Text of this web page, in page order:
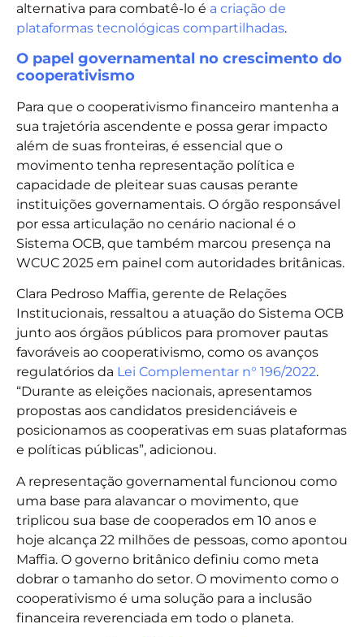
alternativa para combatê-lo é a criação de
plataformas tecnológicas compartilhadas.
O papel governamental no crescimento do
cooperativismo
Para que o cooperativismo financeiro mantenha a
sua trajetória ascendente e possa gerar impacto
além de suas fronteiras, é essencial que o
movimento tenha representação política e
capacidade de pleitear suas causas perante
instituições governamentais. O órgão responsável
por essa articulação no cenário nacional é o
Sistema OCB, que também marcou presença na
WCUC 2025 em painel com autoridades britânicas.
Clara Pedroso Maffia, gerente de Relações
Institucionais, ressaltou a atuação do Sistema OCB
junto aos órgãos públicos para promover pautas
favoráveis ao cooperativismo, como os avanços
regulatórios da Lei Complementar n° 196/2022.
“Durante as eleições nacionais, apresentamos
propostas aos candidatos presidenciáveis e
posicionamos as cooperativas em suas plataformas
e políticas públicas”, adicionou.
A representação governamental funcionou como
uma base para alavancar o movimento, que
triplicou sua base de cooperados em 10 anos e
hoje alcança 22 milhões de pessoas, como apontou
Maffia. O governo britânico definiu como meta
dobrar o tamanho do setor. O movimento como o
cooperativismo é uma solução para a inclusão
financeira reverenciada em todo o planeta.